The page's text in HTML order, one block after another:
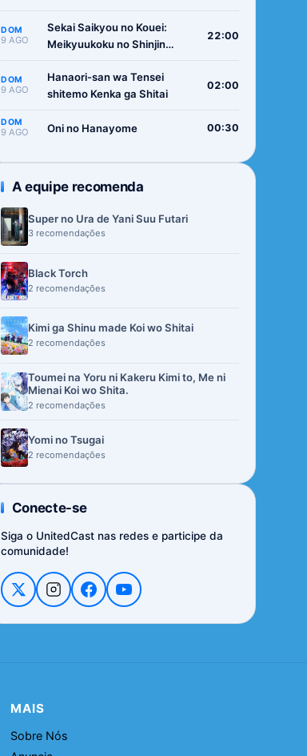
DOM
9 AGO
Sekai Saikyou no Kouei:
Meikyuukoku no Shinjin
22:00
DOM
9 AGO
Hanaori-san wa Tensei
shitemo Kenka ga Shitai
02:00
DOM
9 AGO Oni no Hanayome 00:30
A equipe recomenda
Super no Ura de Yani Suu Futari
3 recomendações
Black Torch
2 recomendações
Kimi ga Shinu made Koi wo Shitai
2 recomendações
Toumei na Yoru ni Kakeru Kimi to, Me ni
Mienai Koi wo Shita.
2 recomendações
Yomi no Tsugai
2 recomendações
Conecte-se
Siga o UnitedCast nas redes e participe da
comunidade!
MAIS
Sobre Nós